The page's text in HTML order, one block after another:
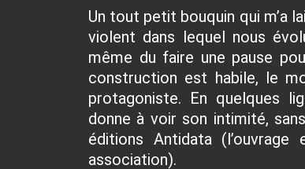
Un tout petit bouquin qui m’a
violent dans lequel nous
même du faire une pause
construction est habile, le
protagoniste. En quelques
donne à voir son intimité,
éditions Antidata
association).